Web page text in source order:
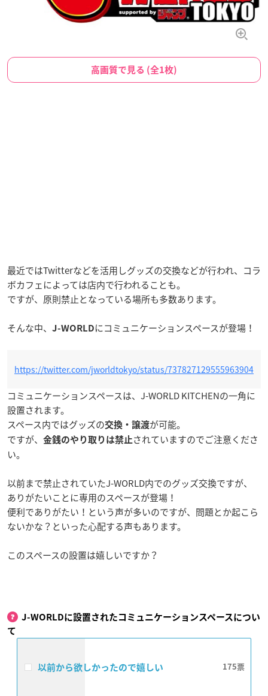
高画質で見る (全1枚)
最近ではTwitterなどを活用しグッズの交換などが行われ、コラ
ボカフェによっては店内で行われることも。
ですが、原則禁止となっている場所も多数あります。
そんな中、 J-WORLD にコミュニケーションスペースが登場！
https://twitter.com/jworldtokyo/status/737827129555963904
コミュニケーションスペースは、J-WORLD KITCHENの一角に
設置されます。
スペース内ではグッズの交換・譲渡が可能。
ですが、
金銭のやり取りは禁止 されていますのでご注意くださ
い。
以前まで禁止されていたJ-WORLD内でのグッズ交換ですが、
ありがたいことに専用のスペースが登場！
便利でありがたい！という声が多いのですが、問題とか起こら
ないかな？といった心配する声もあります。
このスペースの設置は嬉しいですか？
J-WORLDに設置されたコミュニケーションスペースについ
て
以前から欲しかったので嬉しい 175